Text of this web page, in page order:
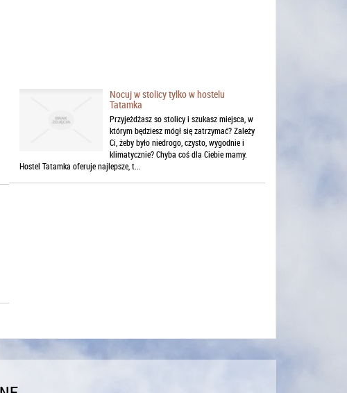
Nocuj w stolicy tylko w hostelu
Tatamka
Przyjeżdżasz so stolicy i szukasz miejsca, w
którym będziesz mógł się zatrzymać? Zależy
Ci, żeby było niedrogo, czysto, wygodnie i
klimatycznie? Chyba coś dla Ciebie mamy.
Hostel Tatamka oferuje najlepsze, t...